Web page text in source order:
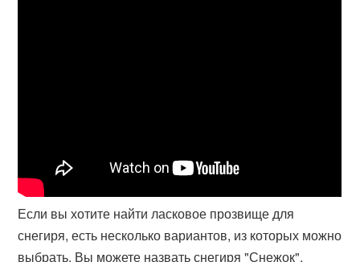
Если вы хотите найти ласковое прозвище для
снегиря, есть несколько вариантов, из которых можно
выбрать. Вы можете назвать снегиря "Снежок",